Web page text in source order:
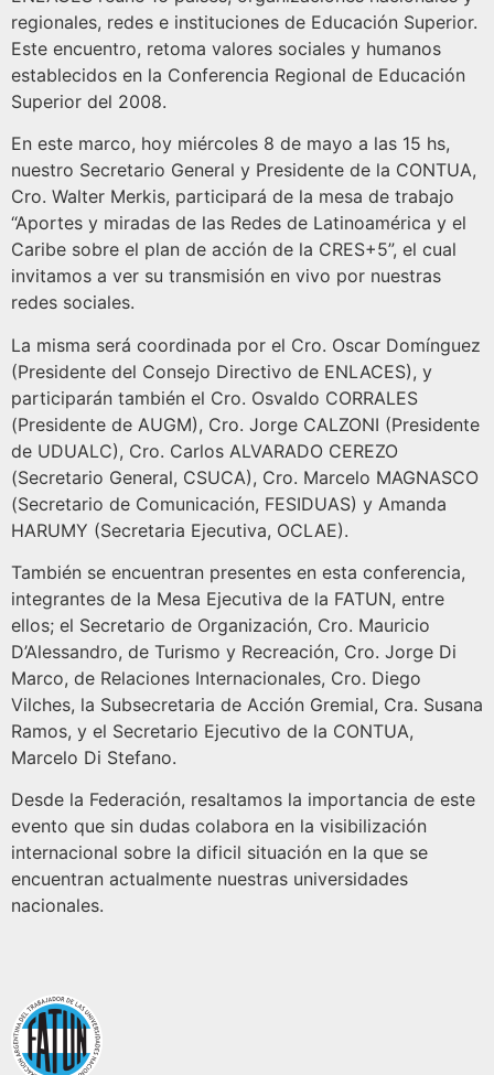
regionales, redes e instituciones de Educación Superior.
Este encuentro, retoma valores sociales y humanos
establecidos en la Conferencia Regional de Educación
Superior del 2008.
En este marco, hoy miércoles 8 de mayo a las 15 hs,
nuestro Secretario General y Presidente de la CONTUA,
Cro. Walter Merkis, participará de la mesa de trabajo
“Aportes y miradas de las Redes de Latinoamérica y el
Caribe sobre el plan de acción de la CRES+5”, el cual
invitamos a ver su transmisión en vivo por nuestras
redes sociales.
La misma será coordinada por el Cro. Oscar Domínguez
(Presidente del Consejo Directivo de ENLACES), y
participarán también el Cro. Osvaldo CORRALES
(Presidente de AUGM), Cro. Jorge CALZONI (Presidente
de UDUALC), Cro. Carlos ALVARADO CEREZO
(Secretario General, CSUCA), Cro. Marcelo MAGNASCO
(Secretario de Comunicación, FESIDUAS) y Amanda
HARUMY (Secretaria Ejecutiva, OCLAE).
También se encuentran presentes en esta conferencia,
integrantes de la Mesa Ejecutiva de la FATUN, entre
ellos; el Secretario de Organización, Cro. Mauricio
D’Alessandro, de Turismo y Recreación, Cro. Jorge Di
Marco, de Relaciones Internacionales, Cro. Diego
Vilches, la Subsecretaria de Acción Gremial, Cra. Susana
Ramos, y el Secretario Ejecutivo de la CONTUA,
Marcelo Di Stefano.
Desde la Federación, resaltamos la importancia de este
evento que sin dudas colabora en la visibilización
internacional sobre la dificil situación en la que se
encuentran actualmente nuestras universidades
nacionales.